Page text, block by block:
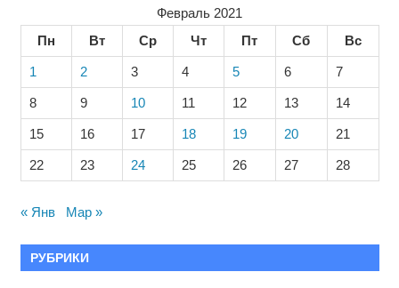
Февраль 2021
Пн
Вт Ср Чт Пт Сб Вс
1 2 3 4 5 6 7
8 9 10 11 12 13 14
15 16 17 18 19 20 21
22 23 24 25 26 27 28
« Янв Мар »
РУБРИКИ